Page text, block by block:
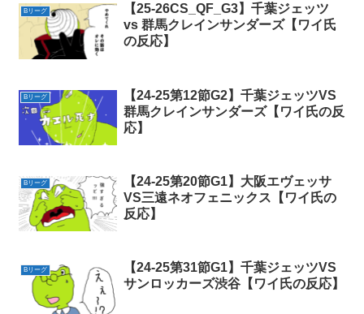
Bリーグ
【25-26CS_QF_G3】千葉ジェッツ
vs 群馬クレインサンダーズ【ワイ氏
の反応】
Bリーグ
【24-25第12節G2】千葉ジェッツVS
群馬クレインサンダーズ【ワイ氏の反
応】
Bリーグ
【24-25第20節G1】大阪エヴェッサ
VS三遠ネオフェニックス【ワイ氏の
反応】
Bリーグ
【24-25第31節G1】千葉ジェッツVS
サンロッカーズ渋谷【ワイ氏の反応】